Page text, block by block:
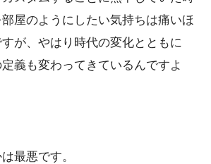
屋のようにしたい気持ちは痛いほ
が、やはり時代の変化とともに
定義も変わってきているんですよ
最悪です。